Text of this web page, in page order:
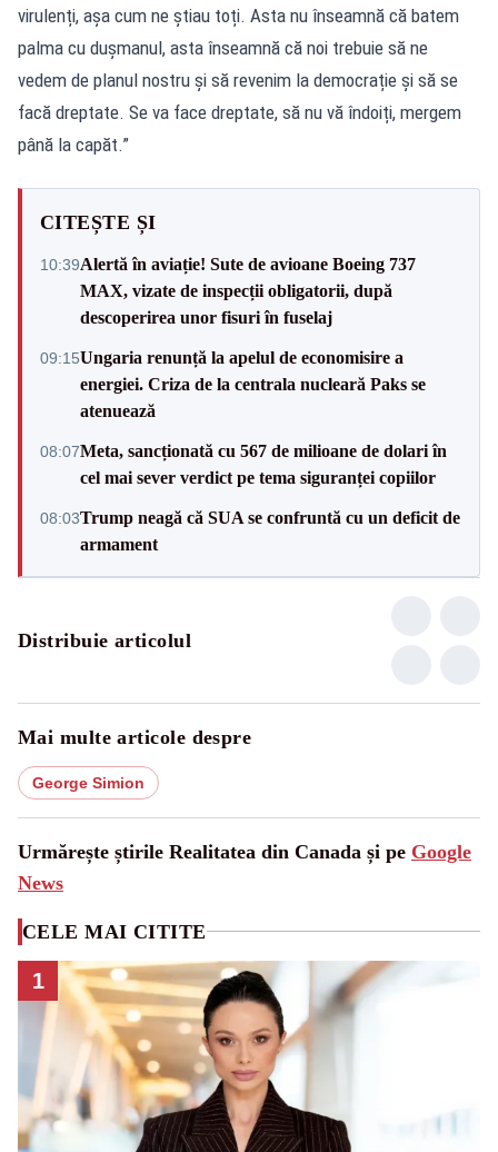
virulenți, așa cum ne știau toți. Asta nu înseamnă că batem
palma cu dușmanul, asta înseamnă că noi trebuie să ne
vedem de planul nostru și să revenim la democrație și să se
facă dreptate. Se va face dreptate, să nu vă îndoiți, mergem
până la capăt.”
CITEȘTE ȘI
10:39Alertă în aviație! Sute de avioane Boeing 737
MAX, vizate de inspecții obligatorii, după
descoperirea unor fisuri în fuselaj
09:15Ungaria renunță la apelul de economisire a
energiei. Criza de la centrala nucleară Paks se
atenuează
08:07Meta, sancționată cu 567 de milioane de dolari în
cel mai sever verdict pe tema siguranței copiilor
08:03Trump neagă că SUA se confruntă cu un deficit de
armament
Distribuie articolul
Mai multe articole despre
George Simion
Urmărește știrile Realitatea din Canada și pe Google
News
CELE MAI CITITE
1